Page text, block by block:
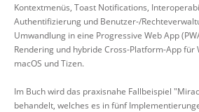
Kontextmenüs, Toast Notifications,
Authentifizierung und Benutzer-/
Umwandlung in eine Progressive Web App
Rendering und hybride Cross-Platform-App für
macOS und Tizen.
Im Buch wird das praxisnahe Fallbeispiel
behandelt, welches es in fünf